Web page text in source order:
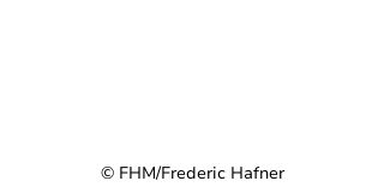
© FHM/Frederic Hafner